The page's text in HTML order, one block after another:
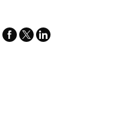
facebook
x-
linkedin